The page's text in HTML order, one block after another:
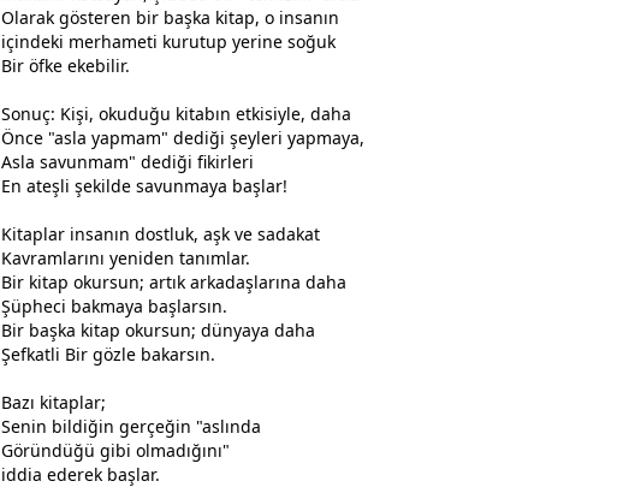
Olarak gösteren bir başka kitap, o insanın
içindeki merhameti kurutup yerine soğuk
Bir öfke ekebilir.
Sonuç: Kişi, okuduğu kitabın etkisiyle, daha
Önce "asla yapmam" dediği şeyleri yapmaya,
Asla savunmam" dediği fikirleri
En ateşli şekilde savunmaya başlar!
Kitaplar insanın dostluk, aşk ve sadakat
Kavramlarını yeniden tanımlar.
Bir kitap okursun; artık arkadaşlarına daha
Şüpheci bakmaya başlarsın.
Bir başka kitap okursun; dünyaya daha
Şefkatli Bir gözle bakarsın.
Bazı kitaplar;
Senin bildiğin gerçeğin "aslında
Göründüğü gibi olmadığını"
iddia ederek başlar.